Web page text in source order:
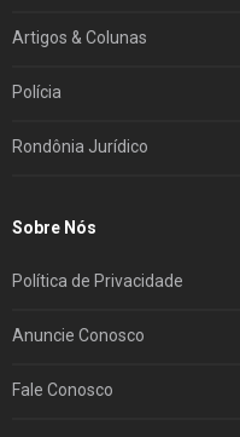
Artigos & Colunas
Polícia
Rondônia Jurídico
Sobre Nós
Política de Privacidade
Anuncie Conosco
Fale Conosco